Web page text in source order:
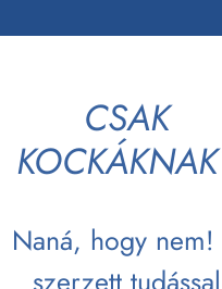
CSAK
Naná, hogy